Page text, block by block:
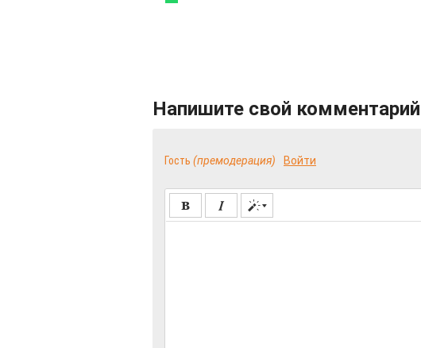
Напишите свой комментарий
Гость (премодерация) Войти